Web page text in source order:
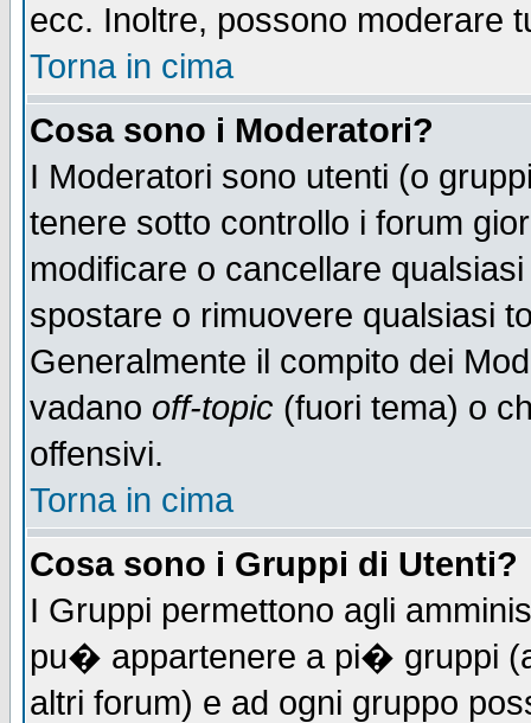
ecc. Inoltre, possono moderare
Torna in cima
Cosa sono i Moderatori?
I Moderatori sono utenti (o
tenere sotto controllo i forum
modificare o cancellare
spostare o rimuovere qualsiasi
Generalmente il compito dei
vadano off-topic (fuori tema) o
offensivi.
Torna in cima
Cosa sono i Gruppi di Utenti?
I Gruppi permettono agli
pu� appartenere a pi� gruppi
altri forum) e ad ogni gruppo